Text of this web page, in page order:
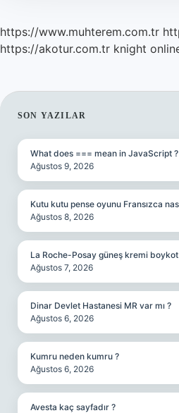
https://www.muhterem.com.tr
https://akotur.com.tr knight
SIDEBAR
SON YAZILAR
What does === mean in JavaScript ?
Ağustos 9, 2026
Kutu kutu pense oyunu Fransızca
Ağustos 8, 2026
La Roche-Posay güneş kremi
Ağustos 7, 2026
Dinar Devlet Hastanesi MR var mı ?
Ağustos 6, 2026
Kumru neden kumru ?
Ağustos 6, 2026
Avesta kaç sayfadır ?